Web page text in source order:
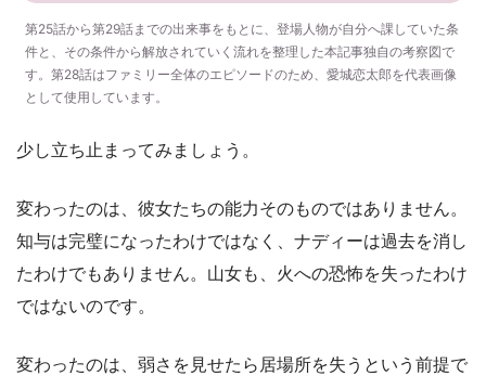
第25話から第29話までの出来事をもとに、登場人物が自分へ課していた条
件と、その条件から解放されていく流れを整理した本記事独自の考察図で
す。第28話はファミリー全体のエピソードのため、愛城恋太郎を代表画像
として使用しています。
少し立ち止まってみましょう。
変わったのは、彼女たちの能力そのものではありません。
知与は完璧になったわけではなく、ナディーは過去を消し
たわけでもありません。山女も、火への恐怖を失ったわけ
ではないのです。
変わったのは、弱さを見せたら居場所を失うという前提で